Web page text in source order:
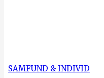
SAMFUND & INDIVID